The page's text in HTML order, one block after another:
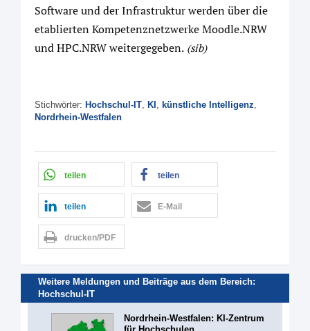
Software und der Infrastruktur werden über die
etablierten Kompetenznetzwerke Moodle.NRW
und HPC.NRW weitergegeben. (sib)
Stichwörter: Hochschul-IT KI künstliche Intelligenz
Nordrhein-Westfalen
teilen teilen
teilen E-Mail
drucken/PDF
Weitere Meldungen und Beiträge aus dem Bereich:
Hochschul-IT
Nordrhein-Westfalen: KI-Zentrum